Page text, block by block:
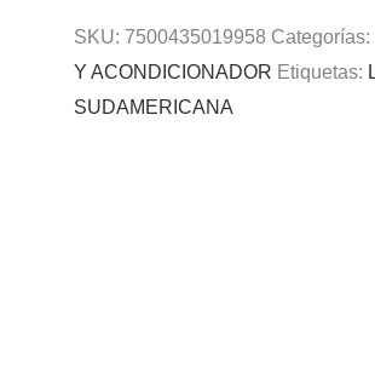
SKU: 7500435019958 Categorías:
Y ACONDICIONADOR Etiquetas:
SUDAMERICANA